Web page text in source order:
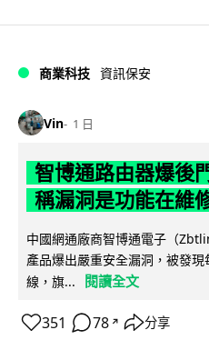
商業科技 資訊保安
Vin 1 日
智博通路由器爆後
稱漏洞是功能在維
中國網通廠商智博通電子（
產品爆出嚴重安全漏洞，被發
線，旗...
閱讀全文
351 78 ↗ 分享